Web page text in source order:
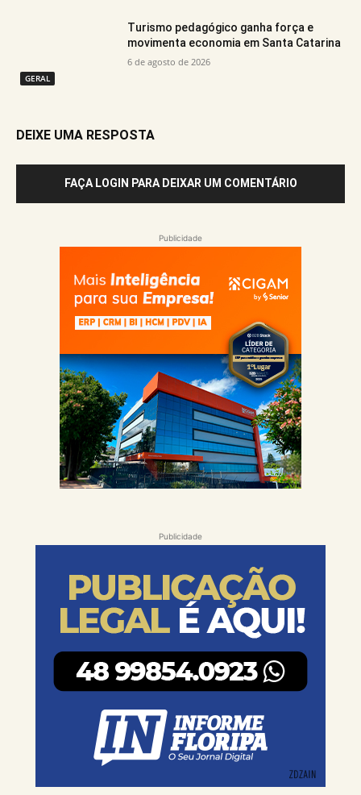
GERAL
Turismo pedagógico ganha força e
movimenta economia em Santa Catarina
6 de agosto de 2026
DEIXE UMA RESPOSTA
FAÇA LOGIN PARA DEIXAR UM COMENTÁRIO
Publicidade
Publicidade